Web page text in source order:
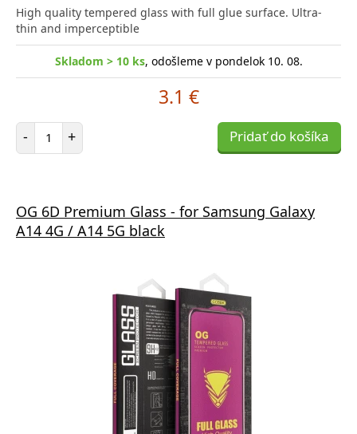
High quality tempered glass with full glue surface. Ultra-
thin and imperceptible
Skladom > 10 ks, odošleme v pondelok 10. 08.
3.1 €
- Počet položiek
+ Pridať do košíka
OG 6D Premium Glass - for Samsung Galaxy
A14 4G / A14 5G black